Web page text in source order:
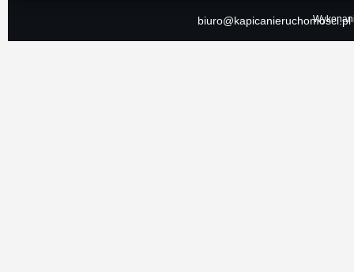
biuro@kapicanieruchomosci.pl